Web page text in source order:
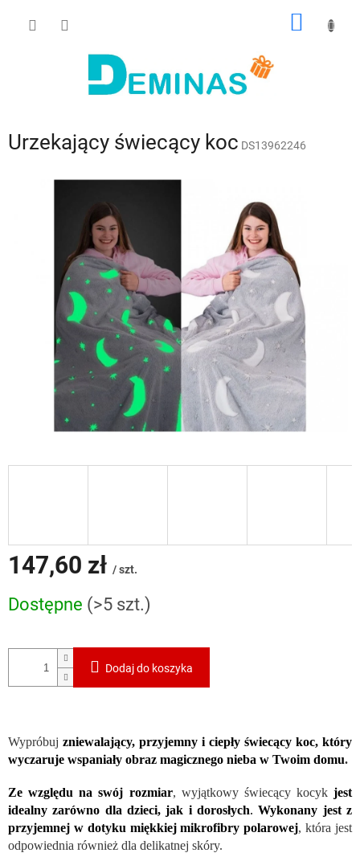
Urzekający świecący koc DS13962246
147,60 zł / szt.
jednostkowa:
Dostępne (>5 szt.)
Dodaj do koszyka
Wypróbuj zniewalający, przyjemny i ciepły świecący koc, który
wyczaruje wspaniały obraz magicznego nieba w Twoim domu.
Ze względu na swój rozmiar, wyjątkowy świecący kocyk jest
idealny zarówno dla dzieci, jak i dorosłych.Wykonany jest z
przyjemnej w dotyku miękkiej mikrofibry polarowej, która jest
odpowiednia również dla delikatnej skóry.